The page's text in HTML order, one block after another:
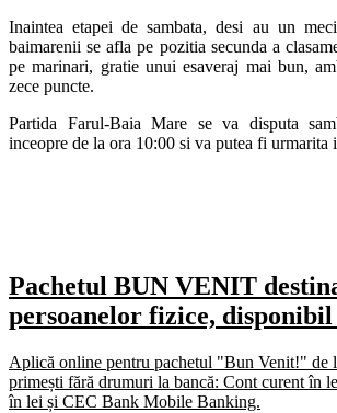
Inaintea etapei de sambata, desi au un
baimarenii se afla pe pozitia secunda a
pe marinari, gratie unui esaveraj mai bun,
zece puncte.
Partida Farul-Baia Mare se va disputa
inceopre de la ora 10:00 si va putea fi
Pachetul BUN VENIT
persoanelor fizice,
Aplică online pentru pachetul "Bun Venit!" de
primești fără drumuri la bancă: Cont curent în
în lei și CEC Bank Mobile Banking.​